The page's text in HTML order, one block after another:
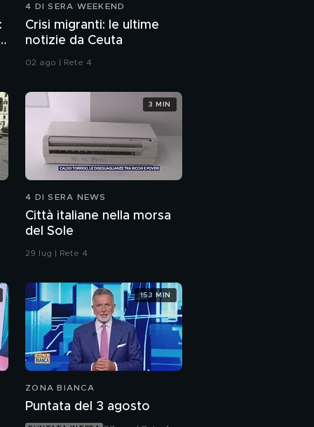
La telefonata di
La follia di Veronica
Panarello
4 DI SERA WEEKEND
Crisi migranti: le ultime
notizie da Ceuta
02 ago | Rete 4
4 DI SERA NEWS
Città italiane nella morsa
del Sole
29 lug | Rete 4
3 MIN
ZONA BIANCA
Puntata del 3 agosto
153 MIN